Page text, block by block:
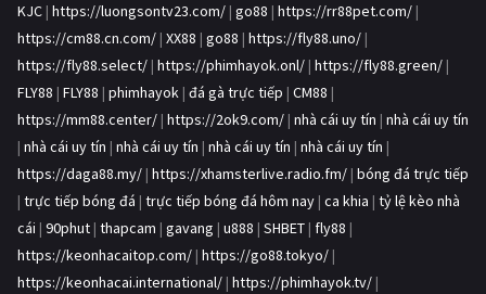
KJC | https://luongsontv23.com/ | go88 | https://rr88pet.com/ |
https://cm88.cn.com/ | XX88 | go88 | https://fly88.uno/ |
https://fly88.select/ | https://phimhayok.onl/ | https://fly88.green/ |
FLY88 | FLY88 | phimhayok | đá gà trực tiếp | CM88 |
https://mm88.center/ | https://2ok9.com/ | nhà cái uy tín | nhà cái uy tín
| nhà cái uy tín | nhà cái uy tín | nhà cái uy tín | nhà cái uy tín |
https://daga88.my/ | https://xhamsterlive.radio.fm/ | bóng đá trực tiếp
| trực tiếp bóng đá | trực tiếp bóng đá hôm nay | ca khia | tỷ lệ kèo nhà
cái | 90phut | thapcam | gavang | u888 | SHBET | fly88 |
https://keonhacaitop.com/ | https://go88.tokyo/ |
https://keonhacai.international/ | https://phimhayok.tv/ |